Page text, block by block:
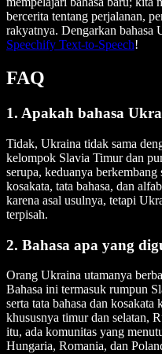
bercerita tentang perjalanan,
rakyatnya. Dengarkan bahasa
Speechify Text-to-Speech!
FAQ
1. Apakah bahasa
Tidak, Ukraina tidak sama
kelompok Slavia Timur dan
serupa, keduanya
kosakata, tata bahasa, dan
karena asal usulnya, tetapi
terpisah.
2. Bahasa apa yang
Orang Ukraina utamanya
Bahasa ini termasuk rumpun
serta tata bahasa dan
khususnya timur dan selatan,
itu, ada komunitas yang
Hungaria, Romania, dan